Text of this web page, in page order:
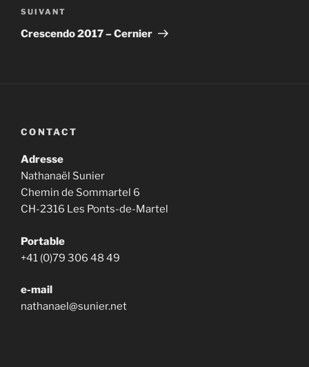
Article
suivant
SUIVANT
Crescendo 2017 – Cernier
CONTACT
Adresse
Nathanaël Sunier
Chemin de Sommartel 6
CH-2316 Les Ponts-de-Martel
Portable
+41 (0)79 306 48 49
e-mail
nathanael@sunier.net